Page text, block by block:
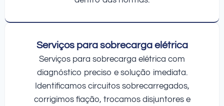
Serviços para sobrecarga elétrica
Serviços para sobrecarga elétrica com
diagnóstico preciso e solução imediata.
Identificamos circuitos sobrecarregados,
corrigimos fiação, trocamos disjuntores e